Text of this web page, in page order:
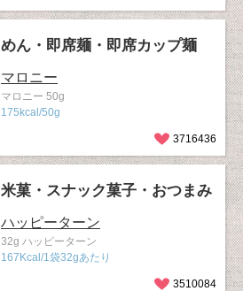
めん・即席麺・即席カップ麺
マロニー
マロニー 50g
175kcal/50g
3716436
米菓・スナック菓子・おつまみ
ハッピーターン
32g ハッピーターン
167Kcal/1袋32gあたり
3510084